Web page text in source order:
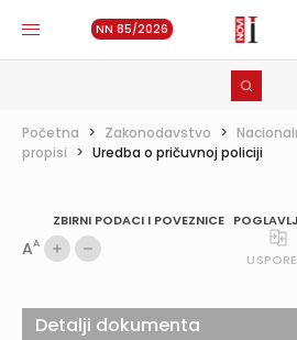
NN 85/2026
Početna > Zakonodavstvo >
propisi > Uredba o pričuvnoj policiji
ZBIRNI PODACI I POVEZNICE
AA
Detalji dokumenta